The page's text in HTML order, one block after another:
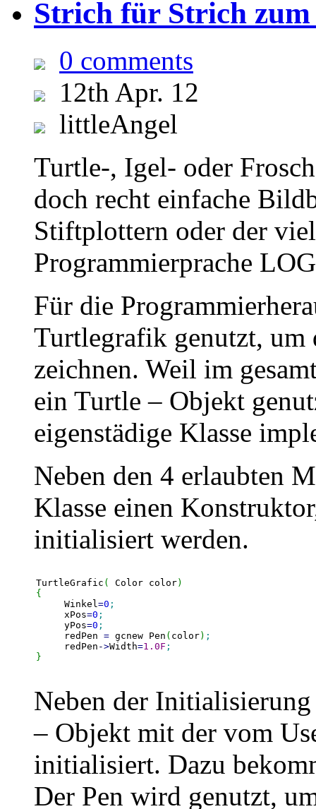
Strich für Strich
0 comments
12th Apr. 12
littleAngel
Turtle-, Igel- oder
doch recht einfache
Stiftplottern oder der
Programmierprache
Für die
Turtlegrafik genutzt, um
zeichnen. Weil im
ein Turtle – Objekt
eigenstädige Klasse
Neben den 4 erlaubten
Klasse einen
initialisiert werden.
TurtleGrafic ( Color color)
{
     Winkel
=0 ;
     xPos
=0 ;
     yPos
=0 ;
     redPen
= gcnew Pen ( color) ;
     redPen
->Width=1.0F ;
}
Neben der
– Objekt mit der vom
initialisiert. Dazu
Der Pen wird genutzt,